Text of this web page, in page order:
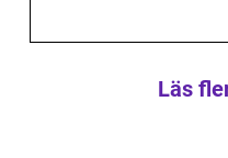
Läs